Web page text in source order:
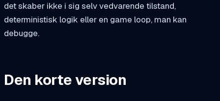
det skaber ikke i sig selv vedvarende tilstand,
deterministisk logik eller en game loop, man kan
debugge.
Den korte version